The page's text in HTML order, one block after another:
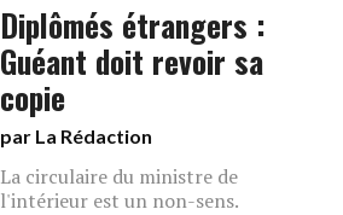
Diplômés étrangers :
Guéant doit revoir sa
copie
par La Rédaction
La circulaire du ministre de
l'intérieur est un non-sens.